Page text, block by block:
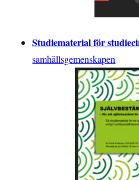
Studiematerial för
samhällsgemenskapen